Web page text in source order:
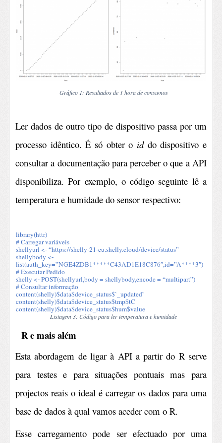
Gráfico 1: Resultados de 1 hora de consumos
Ler dados de outro tipo de dispositivo passa por um
processo idêntico. É só obter o iddo dispositivo e
consultar a documentação para perceber o que a API
disponibiliza. Por exemplo, o código seguinte lê a
temperatura e humidade do sensor respectivo:
library(httr)
# Carregar variáveis
shellyurl <- “https://shelly-21-eu.shelly.cloud/device/status”
shellybody <-
list(auth_key=”NGE4ZDB1*****C43AD1E18C876″,id=”A****3″)
# Executar Pedido
shelly <- POST(shellyurl,body = shellybody,encode = “multipart”)
# Consultar informação
content(shelly)$data$device_status$`_updated`
content(shelly)$data$device_status$tmp$tC
content(shelly)$data$device_status$hum$value
Listagem 3: Código para ler temperatura e humidade
R e mais além
Esta abordagem de ligar à API a partir do R serve
para testes e para situações pontuais mas para
projectos reais o ideal é carregar os dados para uma
base de dados à qual vamos aceder com o R.
Esse carregamento pode ser efectuado por uma